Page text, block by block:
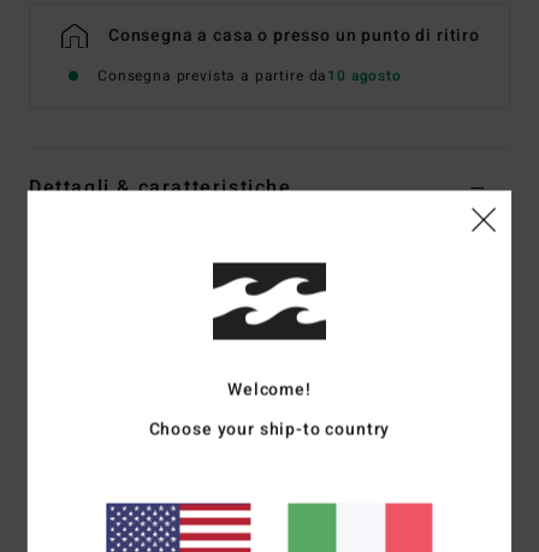
Consegna a casa o presso un punto di ritiro
Consegna prevista a partire da10 agosto
Dettagli & caratteristiche
Codice colore
Tessuto misto nylon ed elastan riciclato
Vestibilità alta sui fianchi, sgambatura alta
Senza coppe
Logo ricamato centrale sul davanti
Welcome!
Choose your ship-to country